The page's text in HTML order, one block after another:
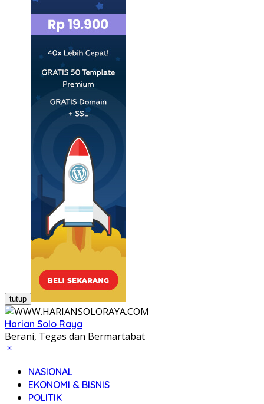
tutup
Harian Solo Raya
Berani, Tegas dan Bermartabat
NASIONAL
EKONOMI & BISNIS
POLITIK